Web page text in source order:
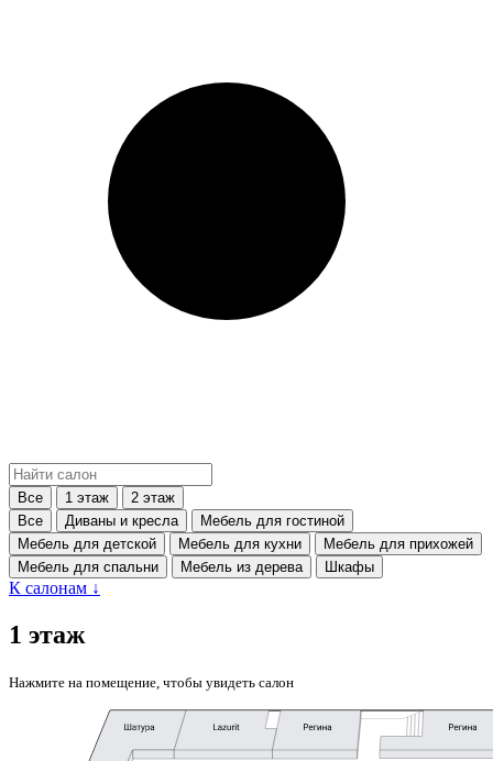
Все 1 этаж
2 этаж
Все
Диваны и кресла
Мебель для гостиной
Мебель для детской
Мебель для кухни
Мебель для прихожей
Мебель для спальни
Мебель из дерева Шкафы
К салонам ↓
1 этаж
Нажмите на помещение, чтобы увидеть салон